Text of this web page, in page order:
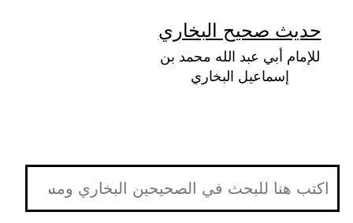
المحتوى
حديث صحيح البخاري
للإمام أبي عبد الله محمد بن
إسماعيل البخاري